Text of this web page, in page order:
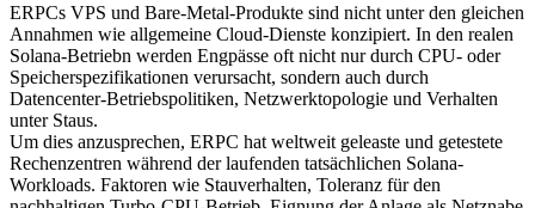
ERPCs VPS und Bare-Metal-Produkte sind nicht unter den gleichen
Annahmen wie allgemeine Cloud-Dienste konzipiert. In den realen
Solana-Betriebn werden Engpässe oft nicht nur durch CPU- oder
Speicherspezifikationen verursacht, sondern auch durch
Datencenter-Betriebspolitiken, Netzwerktopologie und Verhalten
unter Staus.
Um dies anzusprechen, ERPC hat weltweit geleaste und getestete
Rechenzentren während der laufenden tatsächlichen Solana-
Workloads. Faktoren wie Stauverhalten, Toleranz für den